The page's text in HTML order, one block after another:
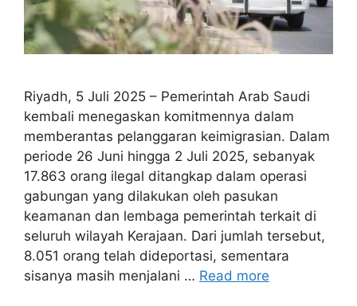
Riyadh, 5 Juli 2025 – Pemerintah Arab Saudi
kembali menegaskan komitmennya dalam
memberantas pelanggaran keimigrasian. Dalam
periode 26 Juni hingga 2 Juli 2025, sebanyak
17.863 orang ilegal ditangkap dalam operasi
gabungan yang dilakukan oleh pasukan
keamanan dan lembaga pemerintah terkait di
seluruh wilayah Kerajaan. Dari jumlah tersebut,
8.051 orang telah dideportasi, sementara
sisanya masih menjalani … Read more